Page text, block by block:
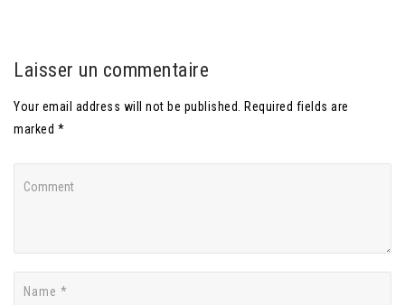
Laisser un commentaire
Your email address will not be published. Required fields are
marked *